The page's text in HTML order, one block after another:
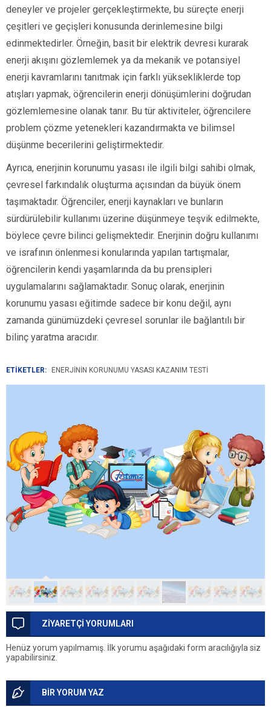
deneyler ve projeler gerçekleştirmekte, bu süreçte enerji
çeşitleri ve geçişleri konusunda derinlemesine bilgi
edinmektedirler. Örneğin, basit bir elektrik devresi kurarak
enerji akışını gözlemlemek ya da mekanik ve potansiyel
enerji kavramlarını tanıtmak için farklı yüksekliklerde top
atışları yapmak, öğrencilerin enerji dönüşümlerini doğrudan
gözlemlemesine olanak tanır. Bu tür aktiviteler, öğrencilere
problem çözme yetenekleri kazandırmakta ve bilimsel
düşünme becerilerini geliştirmektedir.
Ayrıca, enerjinin korunumu yasası ile ilgili bilgi sahibi olmak,
çevresel farkındalık oluşturma açısından da büyük önem
taşımaktadır. Öğrenciler, enerji kaynakları ve bunların
sürdürülebilir kullanımı üzerine düşünmeye teşvik edilmekte,
böylece çevre bilinci gelişmektedir. Enerjinin doğru kullanımı
ve israfının önlenmesi konularında yapılan tartışmalar,
öğrencilerin kendi yaşamlarında da bu prensipleri
uygulamalarını sağlamaktadır. Sonuç olarak, enerjinin
korunumu yasası eğitimde sadece bir konu değil, aynı
zamanda günümüzdeki çevresel sorunlar ile bağlantılı bir
bilinç yaratma aracıdır.
ETİKETLER: ENERJININ KORUNUMU YASASI KAZANIM TESTI
ZİYARETÇİ YORUMLARI
Henüz yorum yapılmamış. İlk yorumu aşağıdaki form aracılığıyla siz
yapabilirsiniz.
BİR YORUM YAZ